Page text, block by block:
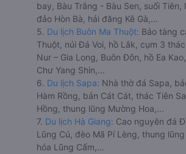
bay, Bàu Trắng - Bàu Sen, suối Tiên,
đảo Hòn Bà, hải đăng Kê Gà,...
5. Du lịch Buôn Ma Thuột: Bảo tàng
Thuột, núi Đá Voi, hồ Lắk, cụm 3
Nur – Gia Long, Buôn Đôn, hồ Ea
Chư Yang Shin,...
6. Du lịch Sapa: Nhà thờ đá Sapa,
Hàm Rồng, bản Cát Cát, thác Tiên
Hồng, thung lũng Mường Hoa,...
7. Du lịch Hà Giang: Cao nguyên đá
Lũng Cú, đèo Mã Pí Lèng, thung
hóa Lũng Cẩm,...